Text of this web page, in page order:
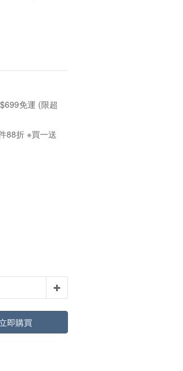
免運 (限超
88折 ※買一送
立即購買